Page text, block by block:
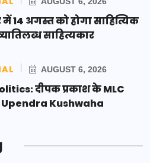
14 अगस्त को होगा साहित्यिक
साहित्यकार
AUGUST 6, 2026
दीपक प्रकाश के MLC
Kushwaha